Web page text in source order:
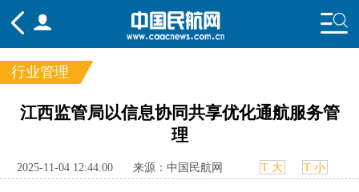
频道
国内
航图 智库 专题 舆情
行业管理
江西监管局以信息协同共享优化通航服务管
理
2025-11-04 12:44:00 来源：中国民航网 T 大 T 小